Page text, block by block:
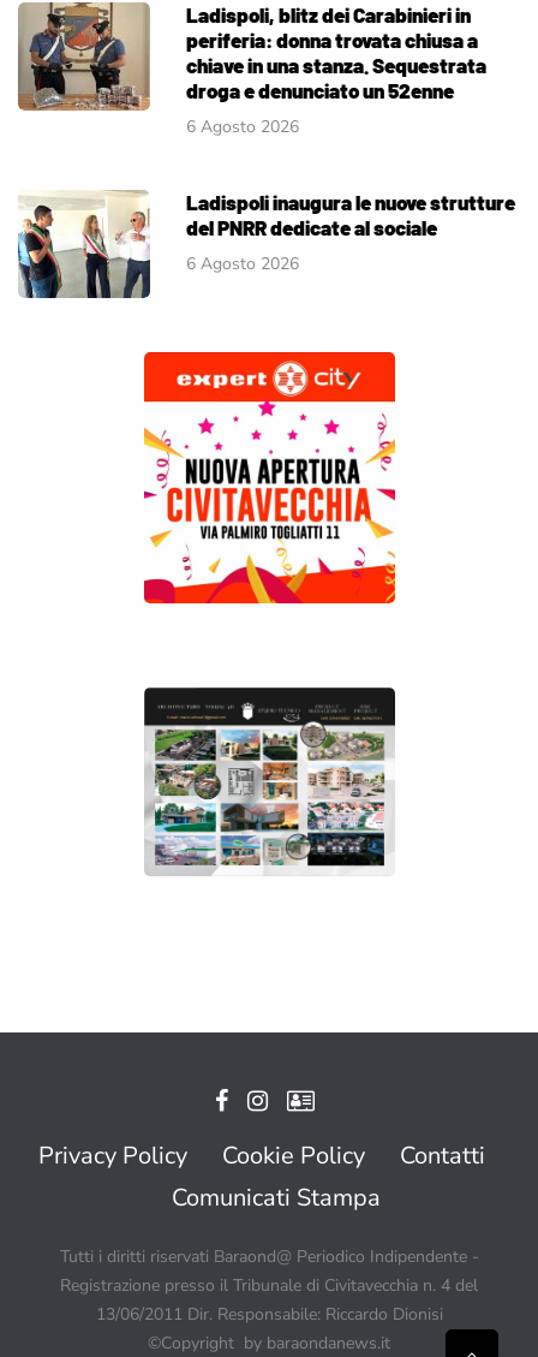
Ladispoli, blitz dei Carabinieri in
periferia: donna trovata chiusa a
chiave in una stanza. Sequestrata
droga e denunciato un 52enne
6 Agosto 2026
Ladispoli inaugura le nuove strutture
del PNRR dedicate al sociale
6 Agosto 2026
Privacy Policy Cookie Policy
Contatti
Comunicati Stampa
Tutti i diritti riservati Baraond@ Periodico Indipendente -
Registrazione presso il Tribunale di Civitavecchia n. 4 del
13/06/2011 Dir. Responsabile: Riccardo Dionisi
©Copyright by baraondanews.it